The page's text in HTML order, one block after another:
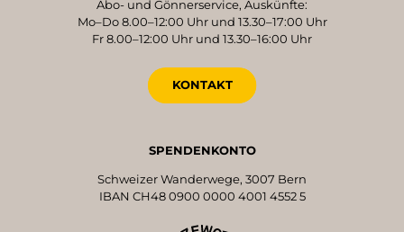
Abo- und Gönnerservice, Auskünfte:
Mo–Do 8.00–12:00 Uhr und 13.30–17:00 Uhr
Fr 8.00–12:00 Uhr und 13.30–16:00 Uhr
KONTAKT
SPENDENKONTO
Schweizer Wanderwege, 3007 Bern
IBAN CH48 0900 0000 4001 4552 5